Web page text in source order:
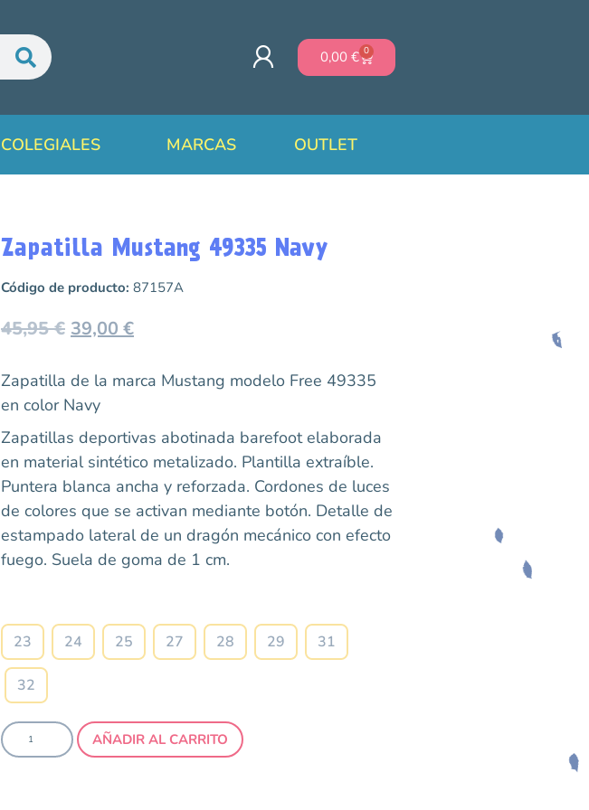
0,00 € 0
COLEGIALES MARCAS OUTLET
Zapatilla Mustang 49335 Navy
Código de producto: 87157A
45,95€ 39,00 €
Zapatilla de la marca Mustang modelo Free 49335
en color Navy
Zapatillas deportivas abotinada barefoot elaborada
en material sintético metalizado. Plantilla extraíble.
Puntera blanca ancha y reforzada. Cordones de luces
de colores que se activan mediante botón. Detalle de
estampado lateral de un dragón mecánico con efecto
fuego. Suela de goma de 1 cm.
23 24 25 27 28 29 31
32
AÑADIR AL CARRITO